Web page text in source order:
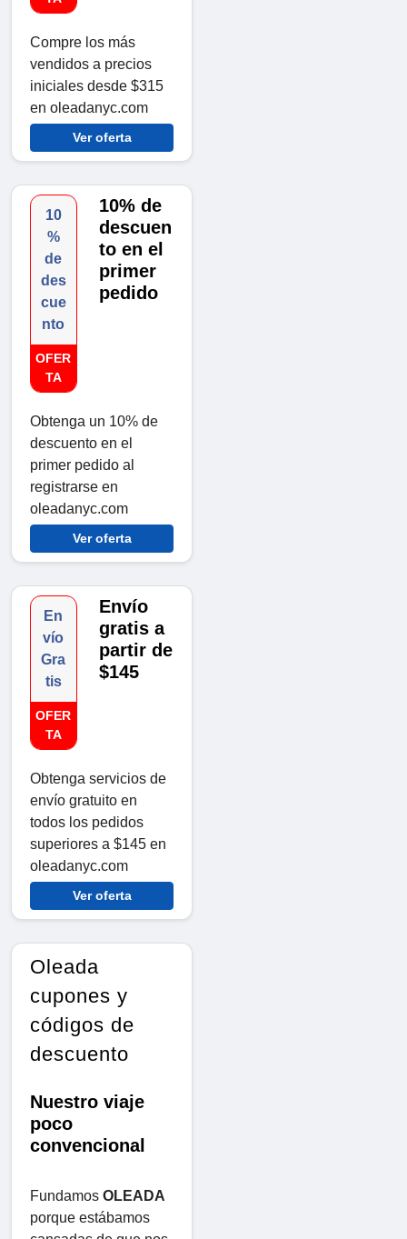
Compre los más
vendidos a precios
iniciales desde $315
en oleadanyc.com
Ver oferta
10
%
de
des
cue
nto
OFER
TA
10% de
descuen
to en el
primer
pedido
Obtenga un 10% de
descuento en el
primer pedido al
registrarse en
oleadanyc.com
Ver oferta
En
vío
Gra
tis
OFER
TA
Envío
gratis a
partir de
$145
Obtenga servicios de
envío gratuito en
todos los pedidos
superiores a $145 en
oleadanyc.com
Ver oferta
Oleada
cupones y
códigos de
descuento
Nuestro viaje
poco
convencional
Fundamos OLEADA
porque estábamos